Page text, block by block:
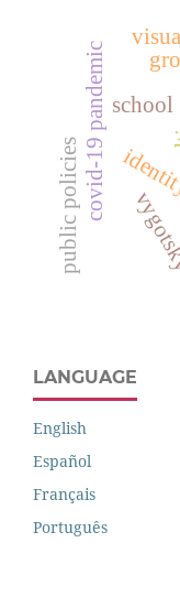
school
covid-19 pandemic
public policies
LANGUAGE
English
Español
Français
Português